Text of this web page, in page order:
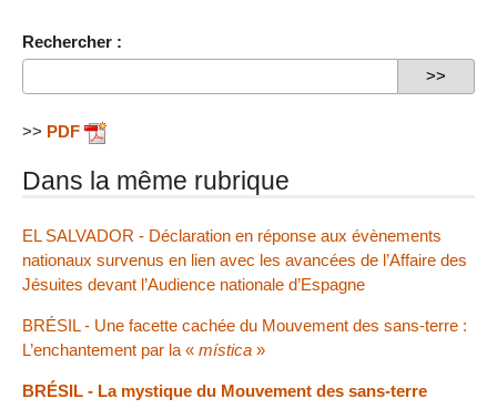
Rechercher :
>> PDF
Dans la même rubrique
EL SALVADOR - Déclaration en réponse aux évènements
nationaux survenus en lien avec les avancées de l’Affaire des
Jésuites devant l’Audience nationale d’Espagne
BRÉSIL - Une facette cachée du Mouvement des sans-terre :
L’enchantement par la « mística »
BRÉSIL - La mystique du Mouvement des sans-terre